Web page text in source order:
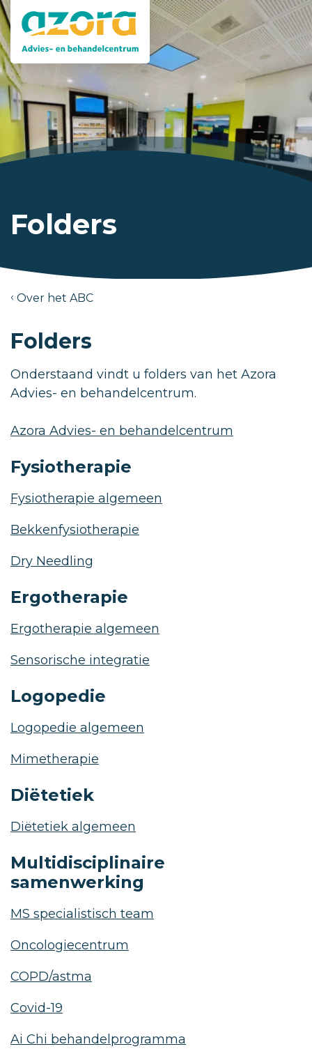
Folders
Over het ABC
Folders
Onderstaand vindt u folders van het Azora
Advies- en behandelcentrum.
Azora Advies- en behandelcentrum
Fysiotherapie
Fysiotherapie algemeen
Bekkenfysiotherapie
Dry Needling
Ergotherapie
Ergotherapie algemeen
Sensorische integratie
Logopedie
Logopedie algemeen
Mimetherapie
Diëtetiek
Diëtetiek algemeen
Multidisciplinaire
samenwerking
MS specialistisch team
Oncologiecentrum
COPD/astma
Covid-19
Ai Chi behandelprogramma